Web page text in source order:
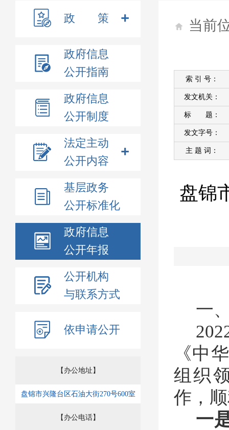
政 策
政府信息
公开指南
政府信息
公开制度
法定主动
公开内容
基层政务
公开标准化
政府信息
公开年报
公开机构
与联系方式
依申请公开
【办公地址】
盘锦市兴隆台区石油大街270号600室
【办公电话】
当前
索 引 号：
发文机关：
标 题：
发文字号：
主 题 词：
盘锦
一
202
《中
组织
作，
一